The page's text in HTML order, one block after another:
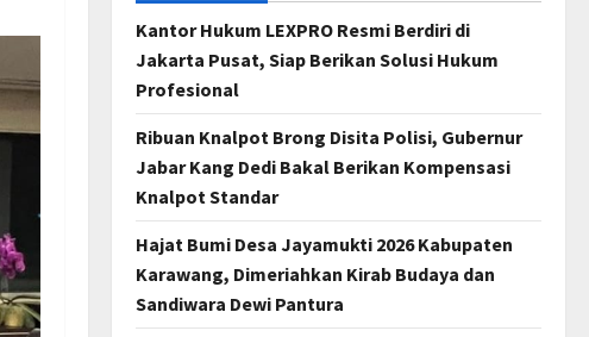
Kantor Hukum LEXPRO Resmi Berdiri di
Jakarta Pusat, Siap Berikan Solusi Hukum
Profesional
Ribuan Knalpot Brong Disita Polisi, Gubernur
Jabar Kang Dedi Bakal Berikan Kompensasi
Knalpot Standar
Hajat Bumi Desa Jayamukti 2026 Kabupaten
Karawang, Dimeriahkan Kirab Budaya dan
Sandiwara Dewi Pantura